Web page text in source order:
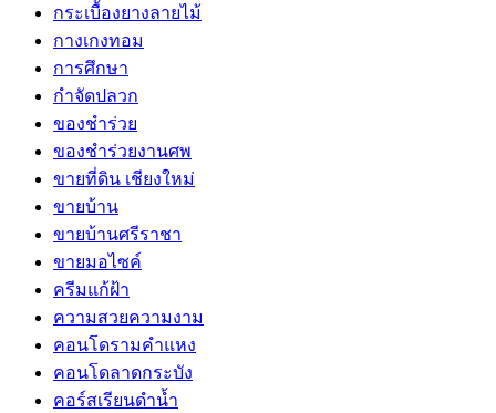
กระเบื้องยางลายไม้
กางเกงทอม
การศึกษา
กำจัดปลวก
ของชำร่วย
ของชำร่วยงานศพ
ขายที่ดิน เชียงใหม่
ขายบ้าน
ขายบ้านศรีราชา
ขายมอไซค์
ครีมแก้ฝ้า
ความสวยความงาม
คอนโดรามคำแหง
คอนโดลาดกระบัง
คอร์สเรียนดำน้ำ